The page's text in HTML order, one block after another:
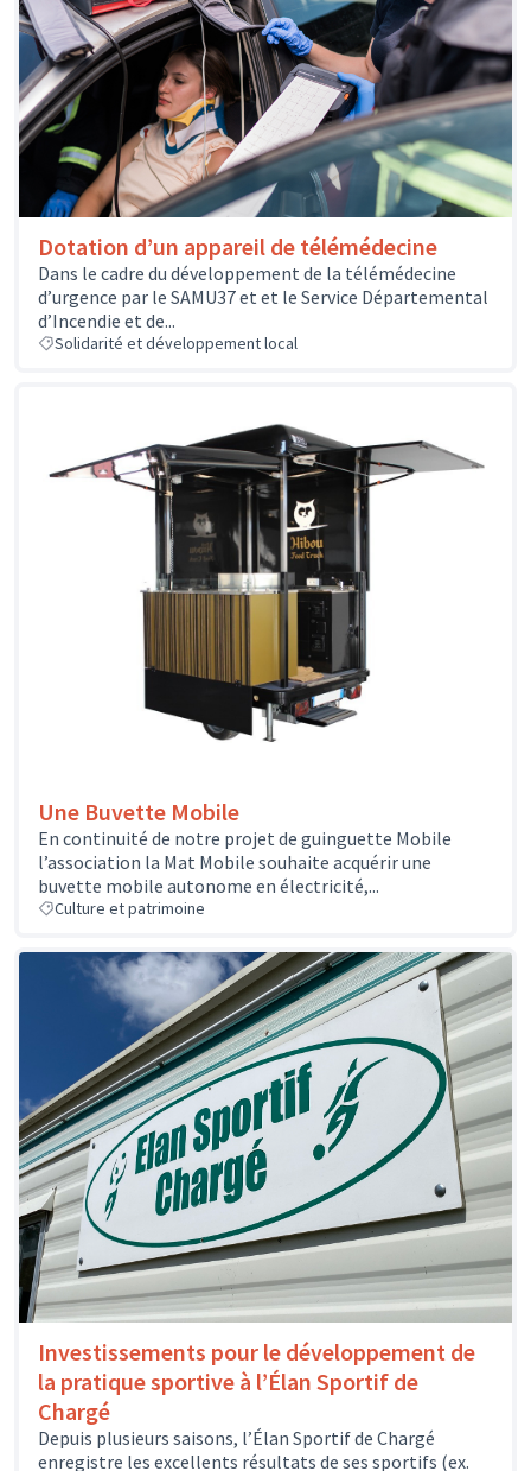
Dotation d’un appareil de télémédecine
Dans le cadre du développement de la télémédecine
d’urgence par le SAMU37 et et le Service Départemental
d’Incendie et de...
Solidarité et développement local
Une Buvette Mobile
En continuité de notre projet de guinguette Mobile
l’association la Mat Mobile souhaite acquérir une
buvette mobile autonome en électricité,...
Culture et patrimoine
Investissements pour le développement de
la pratique sportive à l’Élan Sportif de
Chargé
Depuis plusieurs saisons, l’Élan Sportif de Chargé
enregistre les excellents résultats de ses sportifs (ex.